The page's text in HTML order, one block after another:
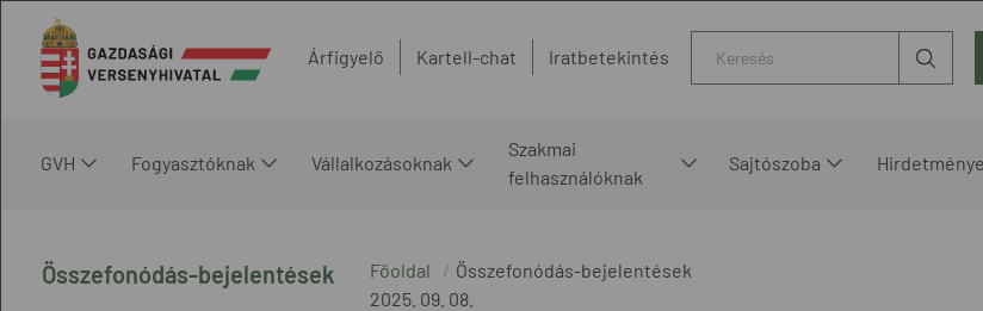
Árfigyelő Kartell-chat Iratbetekintés
GVH Fogyasztóknak Vállalkozásoknak
Szakmai
felhasználóknak
Sajtószoba
Összefonódás-bejelentések Főoldal
Összefonódás-bejelentések
2025. 09. 08.